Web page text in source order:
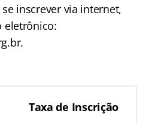
inscrever via internet,
eletrônico:
Taxa de Inscrição